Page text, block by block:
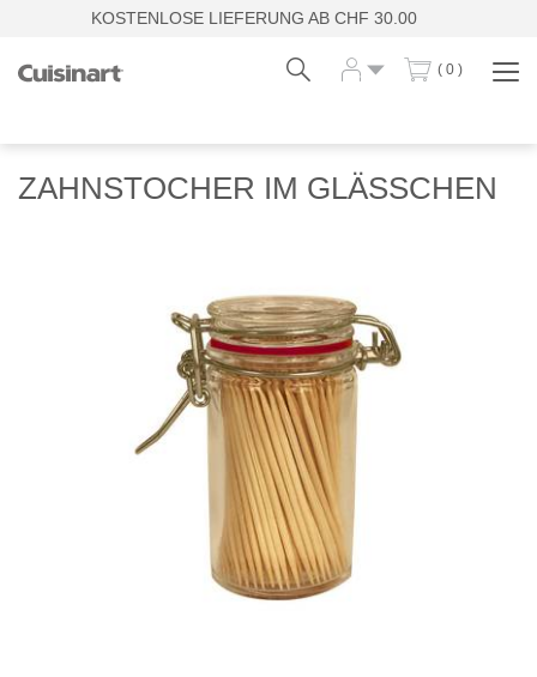
KOSTENLOSE LIEFERUNG AB CHF 30.00
( 0 )
ZAHNSTOCHER IM GLÄSSCHEN